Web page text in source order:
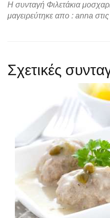
Η συνταγή Φιλετάκια
μαγειρεύτηκε απο : anna
Σχετικές